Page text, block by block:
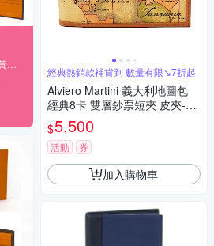
經典熱銷款補貨到 數量有限↘7折起
Alviero Martini 義大利地圖包
經典8卡 雙層鈔票短夾 皮夾-地
圖黃 父親節 七夕情人節
$5,500
活動 券
加入購物車